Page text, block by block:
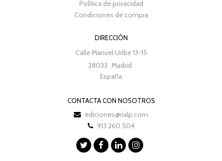
Política de privacidad
Condiciones de compra
DIRECCIÓN
Calle Manuel Uribe 13-15
28033 Madrid
España
CONTACTA CON NOSOTROS
ediciones@rialp.com
913 260 504